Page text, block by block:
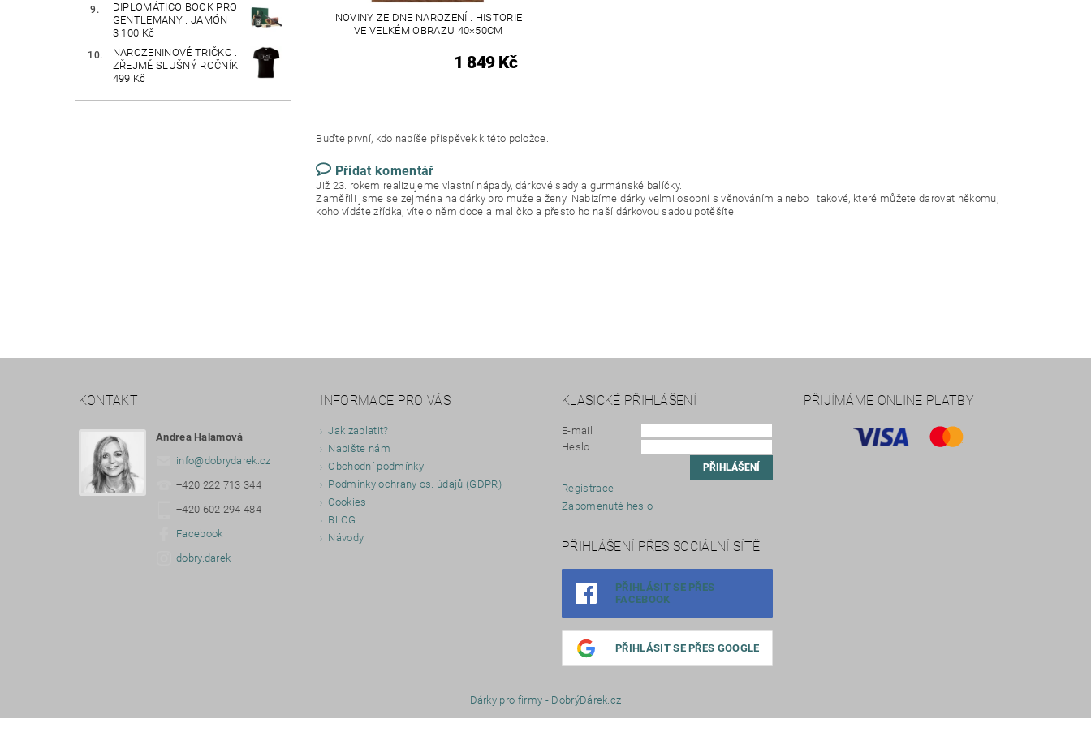
DIPLOMÁTICO BOOK PRO
GENTLEMANY . JAMÓN
3 100 Kč
NAROZENINOVÉ TRIČKO .
ZŘEJMĚ SLUŠNÝ ROČNÍK
499 Kč
NOVINY ZE DNE NAROZENÍ . HISTORIE
VE VELKÉM OBRAZU 40×50CM
1 849 Kč
Buďte první, kdo napíše příspěvek k této položce.
Přidat komentář
Již 23. rokem realizujeme vlastní nápady, dárkové sady a gurmánské balíčky.
Zaměřili jsme se zejména na dárky pro muže a ženy. Nabízíme dárky velmi osobní s věnováním a nebo i takové, které můžete darovat někomu,
koho vídáte zřídka, víte o něm docela maličko a přesto ho naší dárkovou sadou potěšíte.
KONTAKT
Andrea Halamová
info@dobrydarek.cz
+420 222 713 344
+420 602 294 484
Facebook
dobry.darek
INFORMACE PRO VÁS
Jak zaplatit?
Napište nám
Obchodní podmínky
Podmínky ochrany os. údajů (GDPR)
Cookies
BLOG
Návody
KLASICKÉ PŘIHLÁŠENÍ
E-mail
Heslo
Registrace
Zapomenuté heslo
PŘIHLÁŠENÍ PŘES SOCIÁLNÍ SÍTĚ
PŘIHLÁSIT SE PŘES
FACEBOOK
PŘIHLÁSIT SE PŘES GOOGLE
PŘIJÍMÁME ONLINE PLATBY
Dárky pro firmy - DobrýDárek.cz